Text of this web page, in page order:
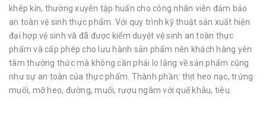
khép kín, thường xuyên tập huấn cho công nhân viên đảm bảo
an toàn vệ sinh thực phẩm. Với quy trình kỹ thuật sản xuất hiện
đại hợp vệ sinh và đã được kiểm duyệt vệ sinh an toàn thực
phẩm và cấp phép cho lưu hành sản phẩm nên khách hàng yên
tâm thưởng thức mà không cần phải lo lắng về sản phẩm cũng
như sự an toàn của thực phẩm. Thành phần: thịt heo nạc, trứng
muối, mỡ heo, đường, muối, rượu ngâm với quế khâu, tiêu.